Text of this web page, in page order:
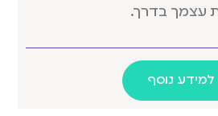
עצמך בדרך.
למידע נוסף